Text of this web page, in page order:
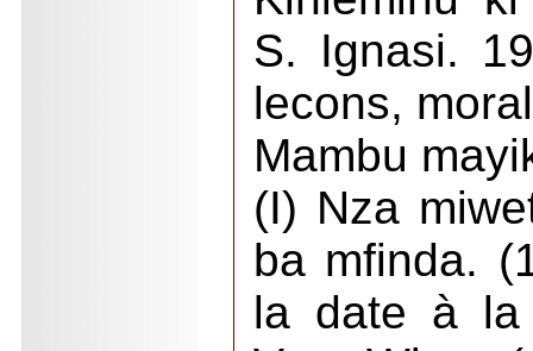
S. Ignasi.
lecons,
Mambu
(I) Nza
ba mfinda.
la date à la